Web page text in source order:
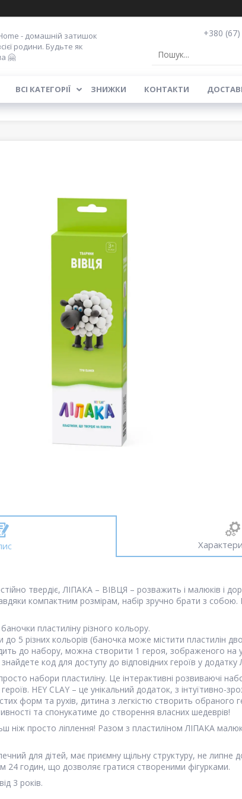
- домашній затишок
родини. Будьте як
🤗
+380
ВСІ КАТЕГОРІЇ ЗНИЖКИ КОНТАКТИ
твердіє, ЛІПАКА – ВІВЦЯ – розважить і малюків і
компактним розмірам, набір зручно брати з
пластиліну різного кольору.
5 різних кольорів (баночка може містити пластилін
до набору, можна створити 1 героя, зображеного на
код для доступу до відповідних героїв у додатку
набори пластиліну. Це інтерактивні розвиваючі
HEY CLAY – це унікальний додаток, з інтуїтивно-
форм та рухів, дитина з легкістю створить
та спонукатиме до створення власних шедеврів!
ніж просто ліплення! Разом з пластиліном ЛІПАКА
для дітей, має приємну щільну структуру, не
24 годин, що дозволяє гратися створеними фігурками.
3 років.